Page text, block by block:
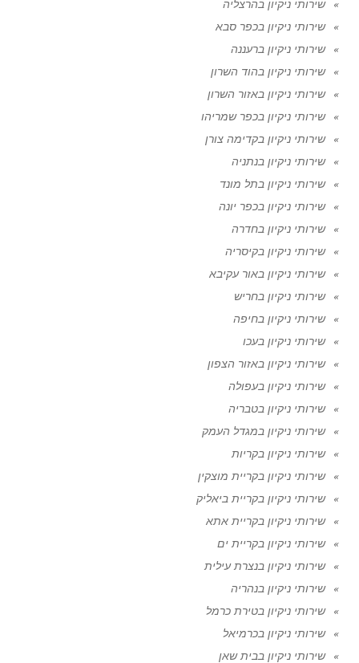
שירותי ניקיון בהרצליה
שירותי ניקיון בכפר סבא
שירותי ניקיון ברעננה
שירותי ניקיון בהוד השרון
שירותי ניקיון באזור השרון
שירותי ניקיון בכפר שמריהו
שירותי ניקיון בקדימה צורן
שירותי ניקיון בנתניה
שירותי ניקיון בתל מונד
שירותי ניקיון בכפר יונה
שירותי ניקיון בחדרה
שירותי ניקיון בקיסריה
שירותי ניקיון באור עקיבא
שירותי ניקיון בחריש
שירותי ניקיון בחיפה
שירותי ניקיון בעכו
שירותי ניקיון באזור הצפון
שירותי ניקיון בעפולה
שירותי ניקיון בטבריה
שירותי ניקיון במגדל העמק
שירותי ניקיון בקריות
שירותי ניקיון בקריית מוצקין
שירותי ניקיון בקריית ביאליק
שירותי ניקיון בקריית אתא
שירותי ניקיון בקריית ים
שירותי ניקיון בנצרת עילית
שירותי ניקיון בנהריה
שירותי ניקיון בטירת כרמל
שירותי ניקיון בכרמיאל
שירותי ניקיון בבית שאן